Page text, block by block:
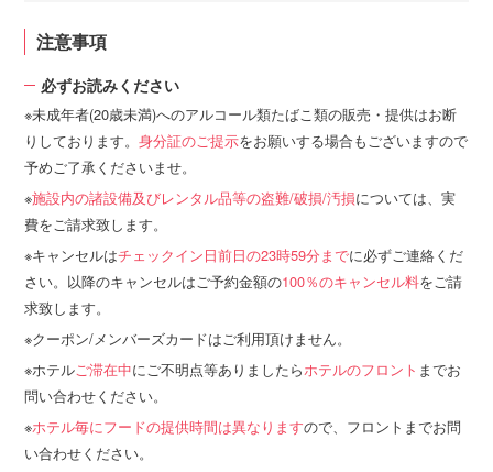
注意事項
必ずお読みください
未成年者(20歳未満)へのアルコール類たばこ類の販売・提供はお断
りしております。身分証のご提示をお願いする場合もございますので
予めご了承くださいませ。
施設内の諸設備及びレンタル品等の盗難/破損/汚損については、実
費をご請求致します。
キャンセルはチェックイン日前日の23時59分までに必ずご連絡くだ
さい。以降のキャンセルはご予約金額の100％のキャンセル料をご請
求致します。
クーポン/メンバーズカードはご利用頂けません。
ホテルご滞在中にご不明点等ありましたらホテルのフロント までお
問い合わせください。
ホテル毎にフードの提供時間は異なりますので、フロントまでお問
い合わせください。